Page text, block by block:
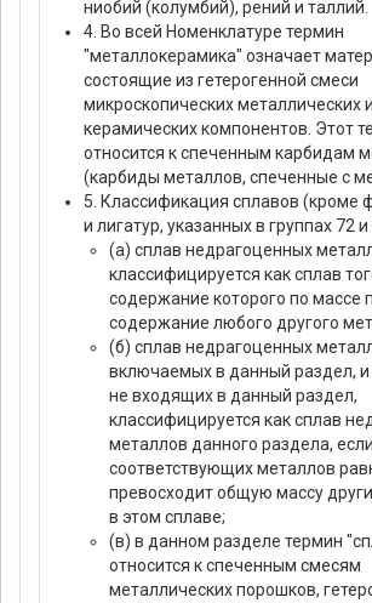
ниобий (колумбий), рений и таллий.
4. Во всей Номенклатуре термин
"металлокерамика" означает
состоящие из гетерогенной смеси
микроскопических металлических и
керамических компонентов. Этот
относится к спеченным карбидам
(карбиды металлов, спеченные с
5. Классификация сплавов (кроме
и лигатур, указанных в группах 72 и
(а) сплав недрагоценных
классифицируется как сплав
содержание которого по массе
содержание любого другого
(б) сплав недрагоценных
включаемых в данный раздел, и
не входящих в данный раздел,
классифицируется как сплав
металлов данного раздела,
соответствующих металлов
превосходит общую массу
в этом сплаве;
(в) в данном разделе термин
относится к спеченным смесям
металлических порошков,